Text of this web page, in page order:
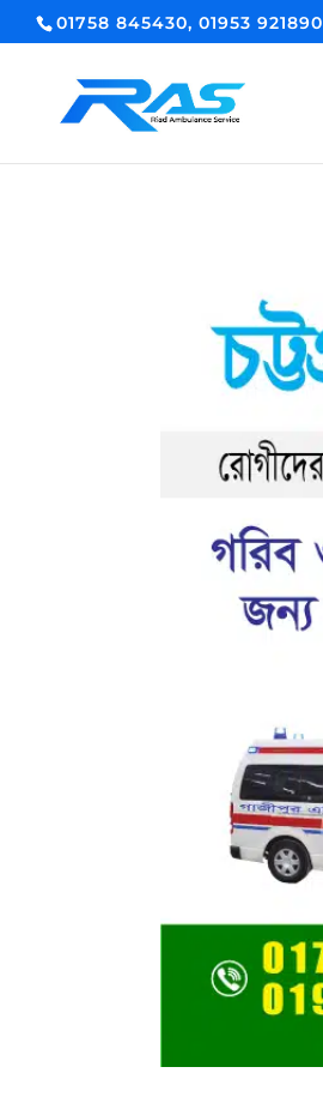
01758 845430, 01953 921890